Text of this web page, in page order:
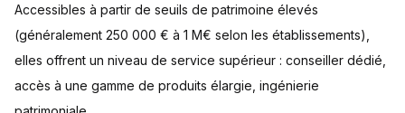
Accessibles à partir de seuils de patrimoine élevés
(généralement 250 000 € à 1 M€ selon les établissements),
elles offrent un niveau de service supérieur : conseiller dédié,
accès à une gamme de produits élargie, ingénierie